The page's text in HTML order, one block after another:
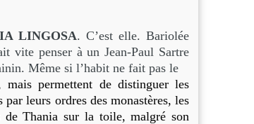
LINGOSA. C’est elle. Bariolée
vite penser à un Jean-Paul Sartre
Même si l’habit ne fait pas le
mais permettent de distinguer les
par leurs ordres des monastères, les
de Thania sur la toile, malgré son